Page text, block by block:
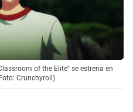
of the Elite" se estrena en
Crunchyroll)